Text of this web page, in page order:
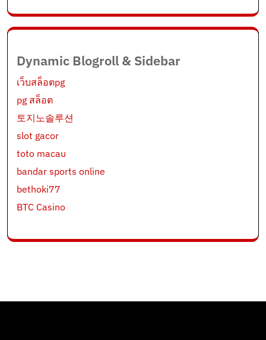
Dynamic Blogroll & Sidebar
เว็บสล็อตpg
pg สล็อต
토지노솔루션
slot gacor
toto macau
bandar sports online
bethoki77
BTC Casino